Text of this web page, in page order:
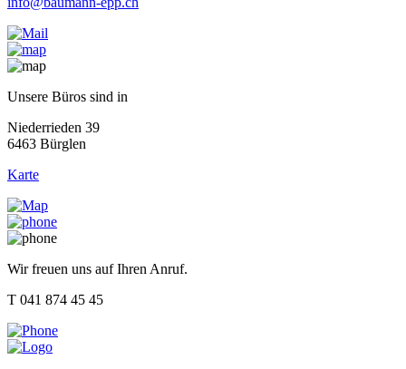
Unsere Büros sind in
Niederrieden 39
6463 Bürglen
Karte
Wir freuen uns auf Ihren Anruf.
T 041 874 45 45